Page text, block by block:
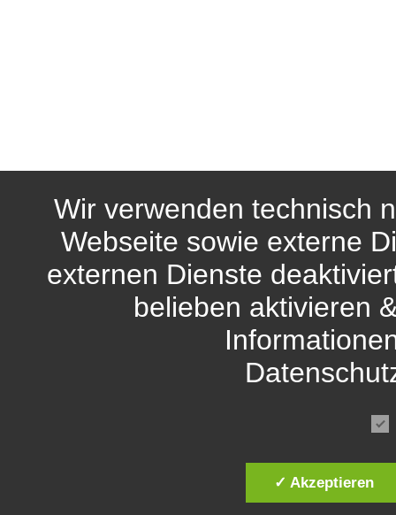
Wir verwenden technisch
Webseite sowie externe
externen Dienste
belieben aktivieren
✓ Akzeptieren